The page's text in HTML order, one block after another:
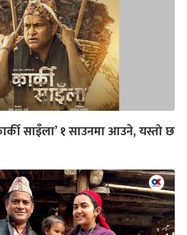
साइँला’ १ साउनमा आउने, यस्तो छ